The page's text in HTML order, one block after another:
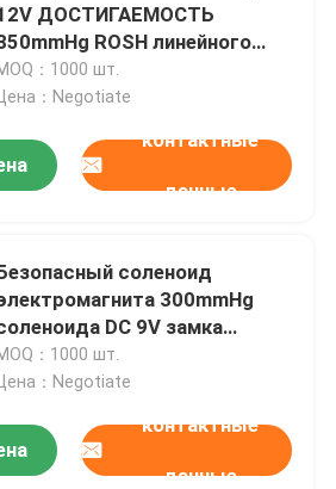
ДОСТИГАЕМОСТЬ
ROSH линейного
электрическая
：1000 шт.
Цена：Negotiate
контактные
данные
соленоид
300mmHg
DC 9V замка
электрический
：1000 шт.
：Negotiate
контактные
данные